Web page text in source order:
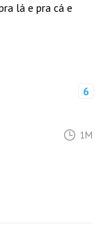
lá e pra cá e
6
1M